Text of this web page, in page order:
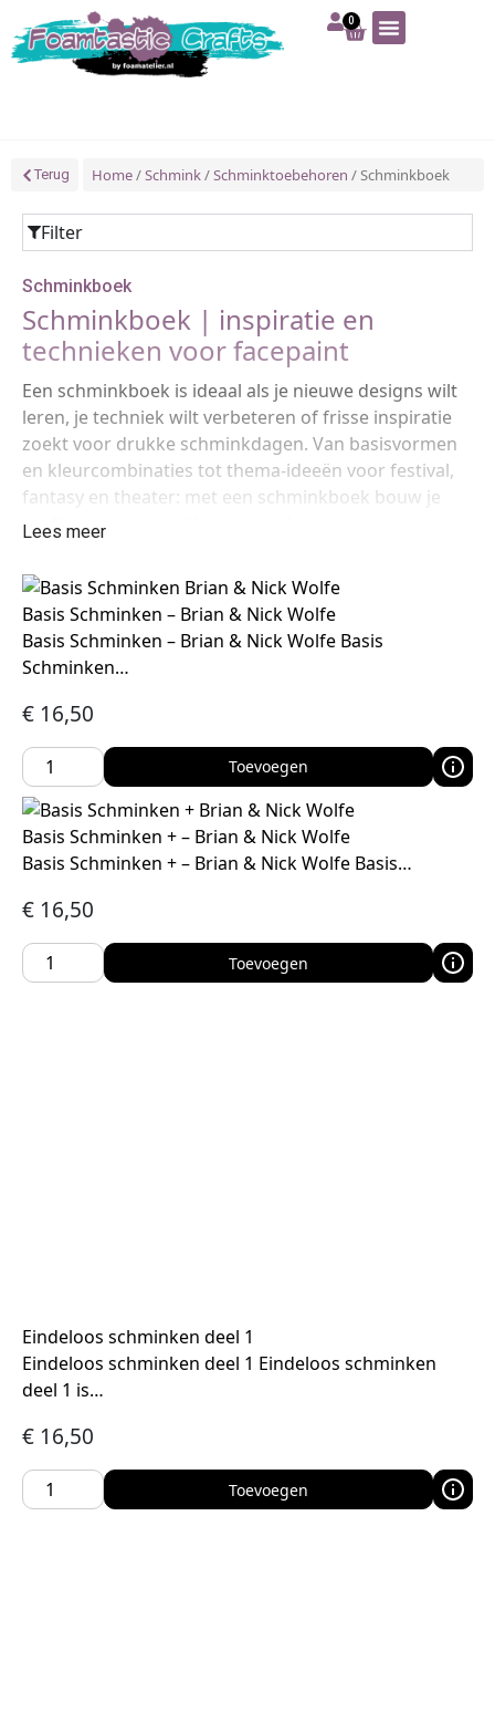
0
Terug Home/Schmink/Schminktoebehoren / Schminkboek
Filter
Schminkboek
Schminkboek | inspiratie en
technieken voor facepaint
Een schminkboek is ideaal als je nieuwe designs wilt
leren, je techniek wilt verbeteren of frisse inspiratie
zoekt voor drukke schminkdagen. Van basisvormen
en kleurcombinaties tot thema-ideeën voor festival,
fantasy en theater: met een schminkboek bouw je
sneller een eigen stijl op en werk je consistenter.
Lees meer
Basis Schminken – Brian & Nick Wolfe
Basis Schminken – Brian & Nick Wolfe Basis
Schminken…
€ 16,50
Toevoegen
Basis Schminken + – Brian & Nick Wolfe
Basis Schminken + – Brian & Nick Wolfe Basis…
€ 16,50
Toevoegen
Eindeloos schminken deel 1
Eindeloos schminken deel 1 Eindeloos schminken
deel 1 is…
€ 16,50
Toevoegen